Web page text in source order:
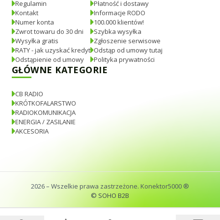
Regulamin
Kontakt
Numer konta
Zwrot towaru do 30 dni
Wysyłka gratis
RATY - jak uzyskać kredyt
Odstąpienie od umowy
Płatność i dostawy
Informacje RODO
100.000 klientów!
Szybka wysyłka
Zgłoszenie serwisowe
Odstąp od umowy tutaj
Polityka prywatności
GŁÓWNE KATEGORIE
CB RADIO
KRÓTKOFALARSTWO
RADIOKOMUNIKACJA
ENERGIA / ZASILANIE
AKCESORIA
2026– Wszelkie prawa zastrzeżone. Konektor5000 ®
© SOHO B2B